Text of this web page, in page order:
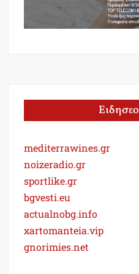
mediterrawines.gr
noizeradio.gr
sportlike.gr
bgvesti.eu
actualnobg.info
xartomanteia.vip
gnorimies.net